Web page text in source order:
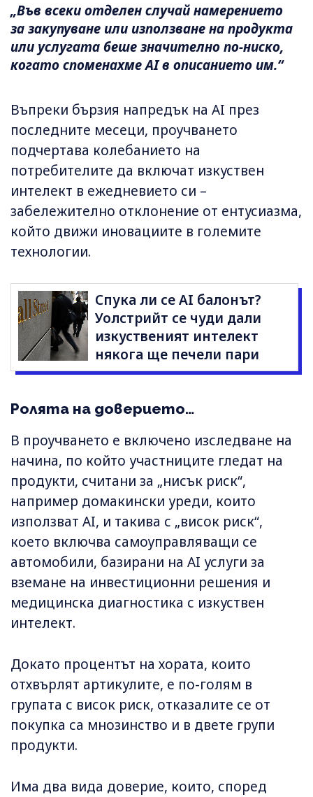
„Във всеки отделен случай намерението
за закупуване или използване на продукта
или услугата беше значително по-ниско,
когато споменахме AI в описанието им.“
Въпреки бързия напредък на AI през
последните месеци, проучването
подчертава колебанието на
потребителите да включат изкуствен
интелект в ежедневието си –
забележително отклонение от ентусиазма,
който движи иновациите в големите
технологии.
Спука ли се AI балонът?
Уолстрийт се чуди дали
изкуственият интелект
някога ще печели пари
Ролята на доверието…
В проучването е включено изследване на
начина, по който участниците гледат на
продукти, считани за „нисък риск“,
например домакински уреди, които
използват AI, и такива с „висок риск“,
което включва самоуправляващи се
автомобили, базирани на AI услуги за
вземане на инвестиционни решения и
медицинска диагностика с изкуствен
интелект.
Докато процентът на хората, които
отхвърлят артикулите, е по-голям в
групата с висок риск, отказалите се от
покупка са мнозинство и в двете групи
продукти.
Има два вида доверие, които, според